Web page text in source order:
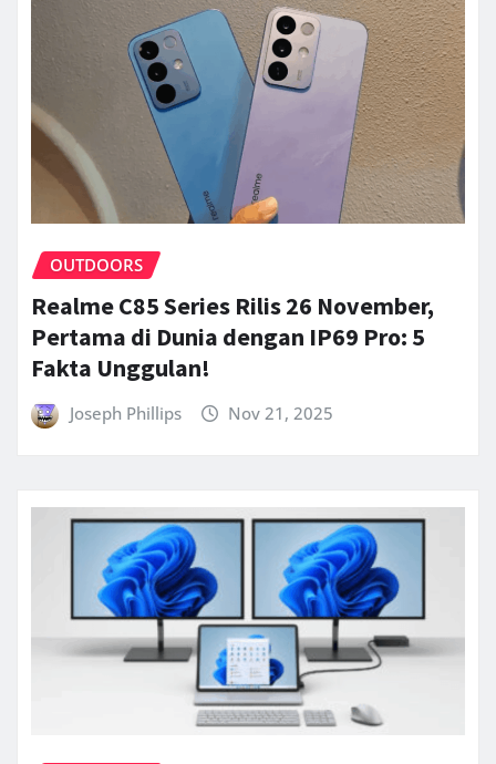
OUTDOORS
Realme C85 Series Rilis 26 November,
Pertama di Dunia dengan IP69 Pro: 5
Fakta Unggulan!
Joseph Phillips Nov 21, 2025